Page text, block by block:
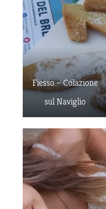
Fiesso – Colazione
sul Naviglio